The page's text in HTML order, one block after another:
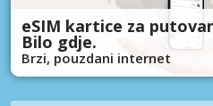
eSIM kartice za
Bilo gdje.
Brzi, pouzdani internet